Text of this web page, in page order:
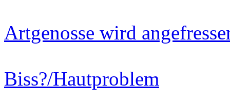
Artgenosse wird
Biss?/Hautproblem